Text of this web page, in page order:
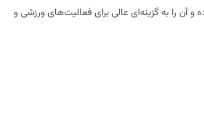
و آن را به گزینه‌ای عالی برای فعالیت‌های ورزشی و